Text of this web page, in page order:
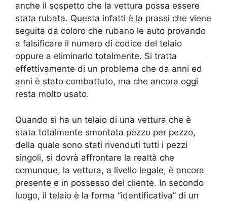
anche il sospetto che la vettura possa essere
stata rubata. Questa infatti è la prassi che viene
seguita da coloro che rubano le auto provando
a falsificare il numero di codice del telaio
oppure a eliminarlo totalmente. Si tratta
effettivamente di un problema che da anni ed
anni è stato combattuto, ma che ancora oggi
resta molto usato.
Quando si ha un telaio di una vettura che è
stata totalmente smontata pezzo per pezzo,
della quale sono stati rivenduti tutti i pezzi
singoli, si dovrà affrontare la realtà che
comunque, la vettura, a livello legale, è ancora
presente e in possesso del cliente. In secondo
luogo, il telaio è la forma “identificativa” di un